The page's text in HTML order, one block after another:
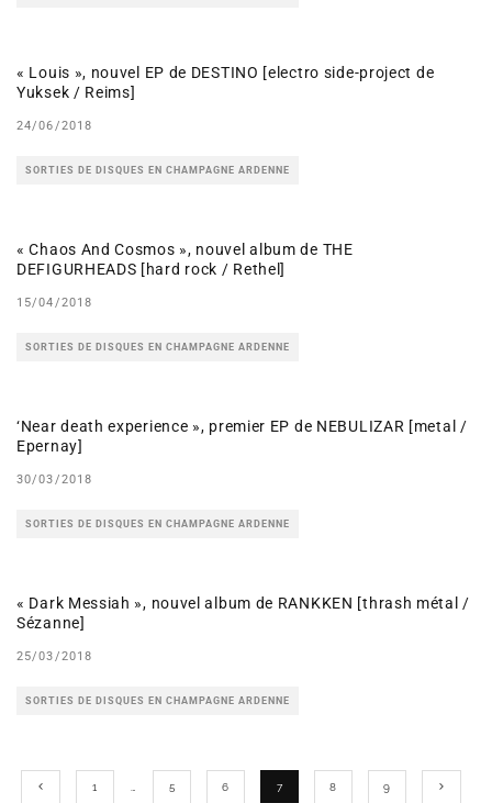
« Louis », nouvel EP de DESTINO [electro side-project de
Yuksek / Reims]
24/06/2018
SORTIES DE DISQUES EN CHAMPAGNE ARDENNE
« Chaos And Cosmos », nouvel album de THE
DEFIGURHEADS [hard rock / Rethel]
15/04/2018
SORTIES DE DISQUES EN CHAMPAGNE ARDENNE
‘Near death experience », premier EP de NEBULIZAR [metal /
Epernay]
30/03/2018
SORTIES DE DISQUES EN CHAMPAGNE ARDENNE
« Dark Messiah », nouvel album de RANKKEN [thrash métal /
Sézanne]
25/03/2018
SORTIES DE DISQUES EN CHAMPAGNE ARDENNE
1 5 6 7 8 9